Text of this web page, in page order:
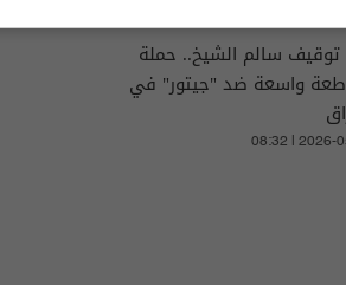
توقيف سالم الشيخ.. حملة
واسعة ضد "جيتور" في
08:32 | 2026-